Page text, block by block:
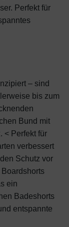
Perfekt für
– sind
bis zum
Bund mit
< Perfekt für
verbessert
Schutz vor
ein
Badeshorts
entspannte